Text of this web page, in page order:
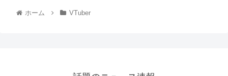
ホーム VTuber